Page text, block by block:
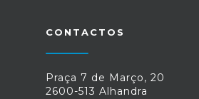
CONTACTOS
Praça 7 de Março, 20
2600-513 Alhandra